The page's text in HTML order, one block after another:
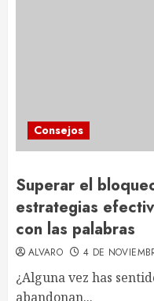
Consejos
Superar el
estrategias
con las palabras
ALVARO 4 DE
¿Alguna vez has
abandonan...